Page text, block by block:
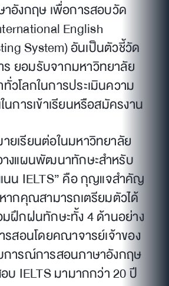
อังกฤษ เพื่อการสอบวัด
English
System) อันเป็นตัวชี้วัด
ยอมรับจากมหาวิทยาลัย
วโลกในการประเมินความ
การเข้าเรียนหรือสมัครงาน
ยเรียนต่อในมหาวิทยาลัย
างแผนพัฒนาทักษะสำหรับ
นน IELTS” คือ กุญแจสำคัญ
ากคุณสามารถเตรียมตัวได้
ฝึกฝนทักษะทั้ง 4 ด้านอย่าง
รสอนโดยคณาจารย์เจ้าของ
การณ์การสอนภาษาอังกฤษ
บ IELTS มามากกว่า 20 ปี